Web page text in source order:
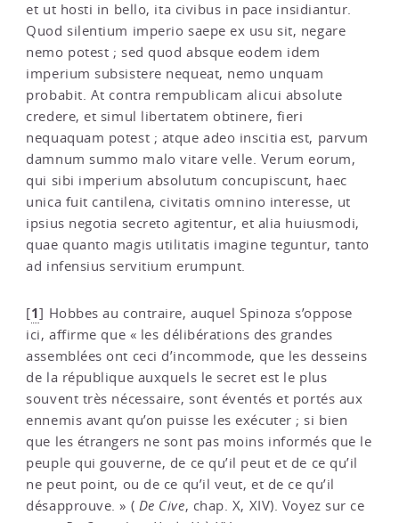
et ut hosti in bello, ita civibus in pace insidiantur.
Quod silentium imperio saepe ex usu sit, negare
nemo potest ; sed quod absque eodem idem
imperium subsistere nequeat, nemo unquam
probabit. At contra rempublicam alicui absolute
credere, et simul libertatem obtinere, fieri
nequaquam potest ; atque adeo inscitia est, parvum
damnum summo malo vitare velle. Verum eorum,
qui sibi imperium absolutum concupiscunt, haec
unica fuit cantilena, civitatis omnino interesse, ut
ipsius negotia secreto agitentur, et alia huiusmodi,
quae quanto magis utilitatis imagine teguntur, tanto
ad infensius servitium erumpunt.
[1] Hobbes au contraire, auquel Spinoza s’oppose
ici, affirme que « les délibérations des grandes
assemblées ont ceci d’incommode, que les desseins
de la république auxquels le secret est le plus
souvent très nécessaire, sont éventés et portés aux
ennemis avant qu’on puisse les exécuter ; si bien
que les étrangers ne sont pas moins informés que le
peuple qui gouverne, de ce qu’il peut et de ce qu’il
ne peut point, ou de ce qu’il veut, et de ce qu’il
désapprouve. » ( De Cive, chap. X, XIV). Voyez sur ce